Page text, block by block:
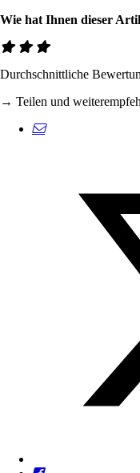
Wie hat Ihnen dieser
Durchschnittliche
→ Teilen und